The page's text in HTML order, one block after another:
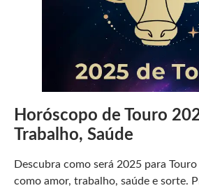
Horóscopo de Touro
Trabalho, Saúde
Descubra como será 2025 para
como amor, trabalho, saúde e sorte.